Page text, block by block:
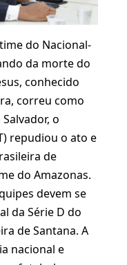
do Nacional-
da morte do
conhecido
correu como
o
repudiou o ato e
de
do Amazonas.
devem se
da Série D do
de Santana. A
nacional e